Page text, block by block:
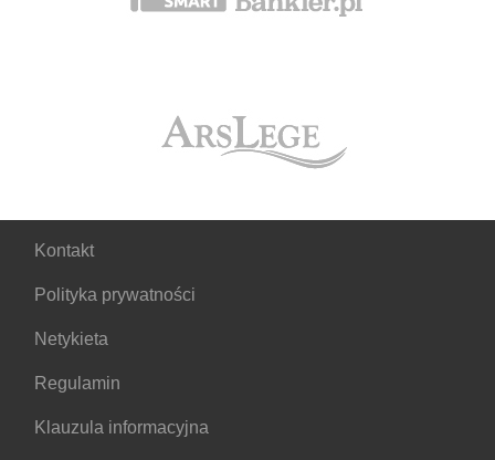
Kontakt
Polityka prywatności
Netykieta
Regulamin
Klauzula informacyjna